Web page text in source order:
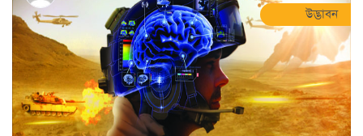
উদ্ভাবন